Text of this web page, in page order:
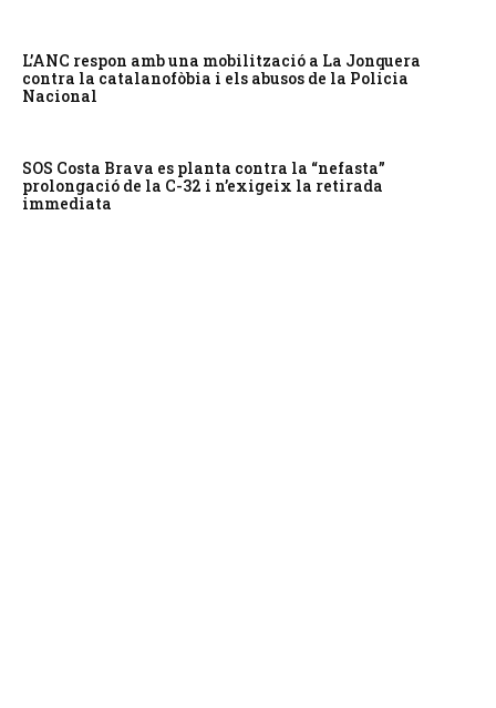
L’ANC respon amb una mobilització a La Jonquera
contra la catalanofòbia i els abusos de la Policia
Nacional
SOS Costa Brava es planta contra la “nefasta”
prolongació de la C-32 i n’exigeix la retirada
immediata